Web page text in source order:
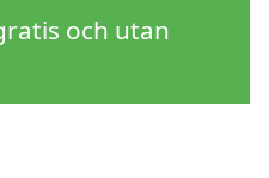
och utan